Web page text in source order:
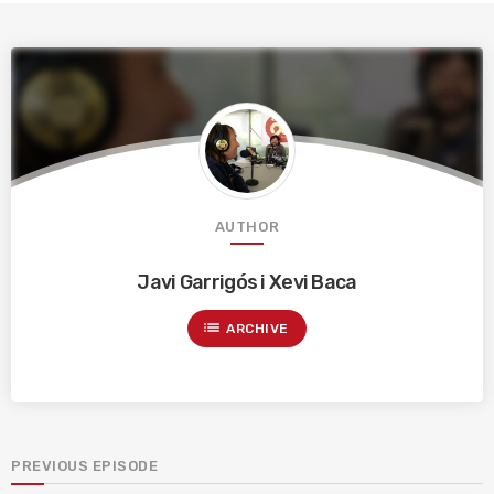
AUTHOR
Javi Garrigós i Xevi Baca
list ARCHIVE
PREVIOUS EPISODE